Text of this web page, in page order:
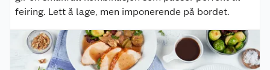
feiring. Lett å lage, men imponerende på bordet.